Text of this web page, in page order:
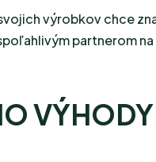
výrobkov chce
partnerom
VÝHODY